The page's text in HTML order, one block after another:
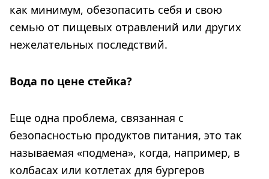
как минимум, обезопасить себя и свою
семью от пищевых отравлений или других
нежелательных последствий.
Вода по цене стейка?
Еще одна проблема, связанная с
безопасностью продуктов питания, это так
называемая «подмена», когда, например, в
колбасах или котлетах для бургеров